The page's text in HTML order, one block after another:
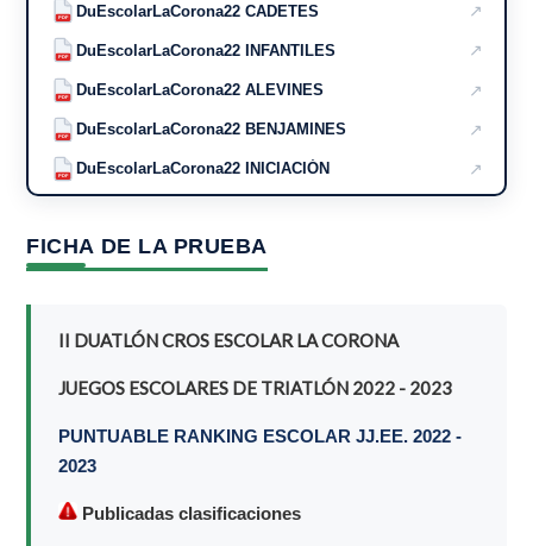
PDF DuEscolarLaCorona22 CADETES ↗
PDF DuEscolarLaCorona22 INFANTILES ↗
PDF DuEscolarLaCorona22 ALEVINES ↗
PDF DuEscolarLaCorona22 BENJAMINES ↗
PDF DuEscolarLaCorona22 INICIACIÓN ↗
FICHA DE LA PRUEBA
II DUATLÓN CROS ESCOLAR LA CORONA
JUEGOS ESCOLARES DE TRIATLÓN 2022 - 2023
PUNTUABLE RANKING ESCOLAR JJ.EE. 2022 -
2023
Publicadas clasificaciones